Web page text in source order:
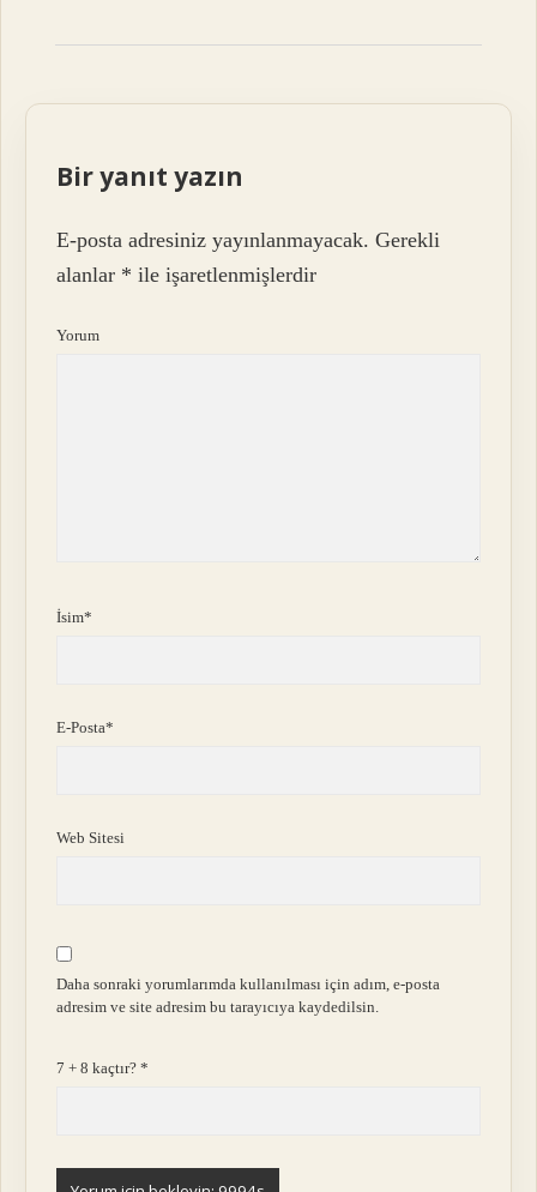
Bir yanıt yazın
E-posta adresiniz yayınlanmayacak. Gerekli
alanlar * ile işaretlenmişlerdir
Yorum
İsim*
E-Posta*
Web Sitesi
Daha sonraki yorumlarımda kullanılması için adım, e-posta
adresim ve site adresim bu tarayıcıya kaydedilsin.
7 + 8 kaçtır?*